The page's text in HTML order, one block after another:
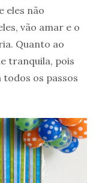
eles não
vão amar e o
Quanto ao
tranquila, pois
os passos